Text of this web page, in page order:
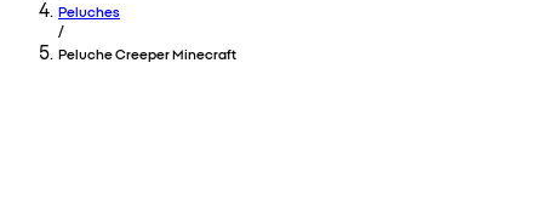
Peluches
/
Peluche Creeper Minecraft